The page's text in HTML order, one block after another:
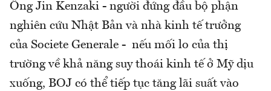
Ông Jin Kenzaki - người đứng đầu bộ phận
nghiên cứu Nhật Bản và nhà kinh tế trưởng
của Societe Generale - nếu mối lo của thị
trường về khả năng suy thoái kinh tế ở Mỹ dịu
xuống, BOJ có thể tiếp tục tăng lãi suất vào